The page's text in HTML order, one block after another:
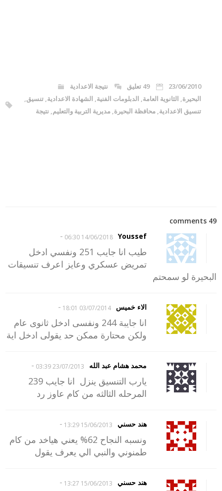
23/06/2010 49 تعليق
نتيجة الاعدادية
البحيرة, الثانوية العامة, الدبلومات الفنية, الشهادة الاعدادية,تنسيق,
تنسيق الاعدادية,محافظة البحيرة,مديرية التربية والتعليم, نتيجة
49 comments
Youssef
14/06/2018 06:30
-
طيب انا جايب 251 ونفسي ادخل
تمريض عسكري وعايز اعرف تنسيقات
البحيرة لو سمحتم
الاء خميس 03/07/2014 18:01
-
انا جايبة 244 ونفسى ادخل ثانوى عام
ولكن محتارة ممكن حد يقولى ادخل اية
محمد هشام عبد الله 23/07/2013 03:39
-
يارب التنسيق ينزل انا جايب 239
المرحله الثالثه من كام عاوز رد
هند حسني 15/06/2013 13:29
-
ونسبه النجاح 62% يعني هياخد من كام
طمنوني والنبي الي يعرف يقول
هند حسني 15/06/2013 13:27
-